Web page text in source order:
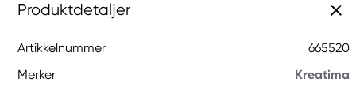
Produktdetaljer
Artikkelnummer
665520
Merker
Kreatima